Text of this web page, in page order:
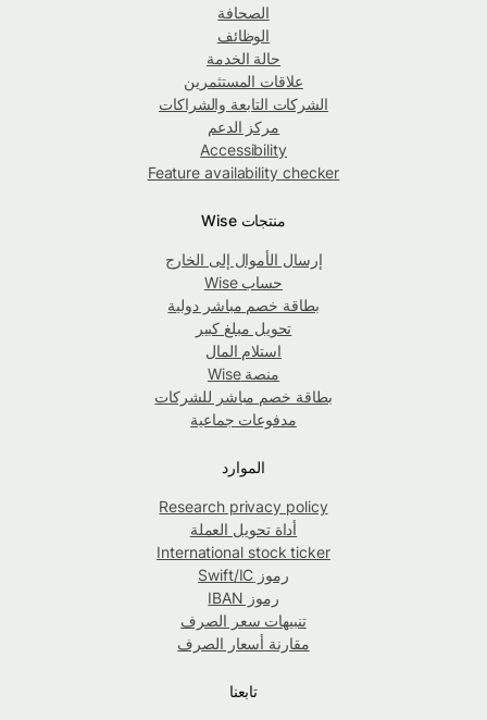
الصحافة
الوظائف
حالة الخدمة
علاقات المستثمرين
الشركات التابعة والشراكات
مركز الدعم
Accessibility
Feature availability checker
منتجات Wise
إرسال الأموال إلى الخارج
حساب Wise
بطاقة خصم مباشر دولية
تحويل مبلغ كبير
استلام المال
منصة Wise
بطاقة خصم مباشر للشركات
مدفوعات جماعية
الموارد
Research privacy policy
أداة تحويل العملة
International stock ticker
رموز Swift/IC
رموز IBAN
تنبيهات سعر الصرف
مقارنة أسعار الصرف
تابعنا